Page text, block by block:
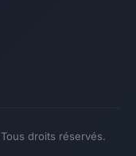
droits réservés.